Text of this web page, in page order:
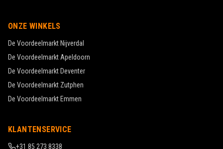
ONZE WINKELS
De Voordeelmarkt Nijverdal
De Voordeelmarkt Apeldoorn
De Voordeelmarkt Deventer
De Voordeelmarkt Zutphen
De Voordeelmarkt Emmen
KLANTENSERVICE
+31 85 273 8338